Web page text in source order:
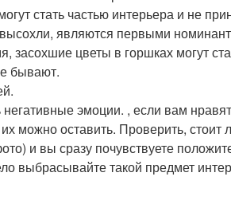
стать частью интерьера и не
являются первыми
засохшие цветы в горшках могут
бывают.
эмоции. , если вам
можно оставить. Проверить, стоит
и вы сразу почувствуете
выбрасывайте такой предмет